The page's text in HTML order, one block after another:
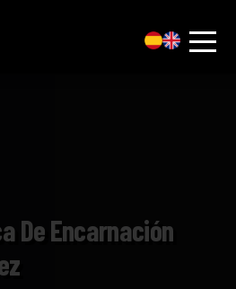
De Encarnación